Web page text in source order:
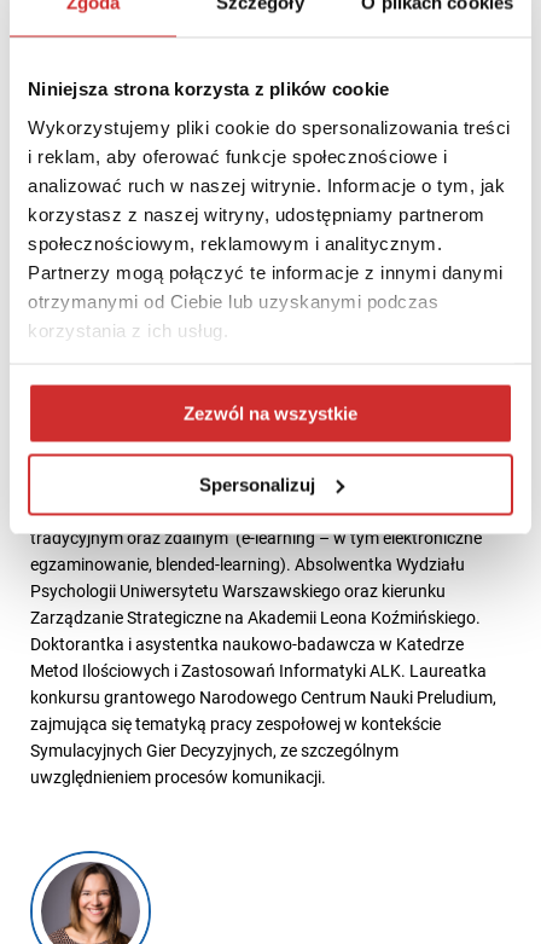
Niniejsza strona korzysta z plików cookie
Wykorzystujemy pliki cookie do spersonalizowania treści
i reklam, aby oferować funkcje społecznościowe i
analizować ruch w naszej witrynie. Informacje o tym, jak
korzystasz z naszej witryny, udostępniamy partnerom
społecznościowym, reklamowym i analitycznym.
Partnerzy mogą połączyć te informacje z innymi danymi
otrzymanymi od Ciebie lub uzyskanymi podczas
korzystania z ich usług.
Zezwól na wszystkie
Spersonalizuj
Head of Ed-Tech Center w Akademii Leona Koźmińskiego,
Ambasadorka marki INSPERA w Polsce
Ambasadorka marki Inspera w Polsce, kierownik Centrum
Innowacji w Dydaktyce Akademii Leona Koźmińskiego, skupia
się na wdrożeniach nowych technologii w nauczaniu
tradycyjnym oraz zdalnym (e-learning – w tym elektroniczne
egzaminowanie, blended-learning). Absolwentka Wydziału
Psychologii Uniwersytetu Warszawskiego oraz kierunku
Zarządzanie Strategiczne na Akademii Leona Koźmińskiego.
Doktorantka i asystentka naukowo-badawcza w Katedrze
Metod Ilościowych i Zastosowań Informatyki ALK. Laureatka
konkursu grantowego Narodowego Centrum Nauki Preludium,
zajmująca się tematyką pracy zespołowej w kontekście
Symulacyjnych Gier Decyzyjnych, ze szczególnym
uwzględnieniem procesów komunikacji.